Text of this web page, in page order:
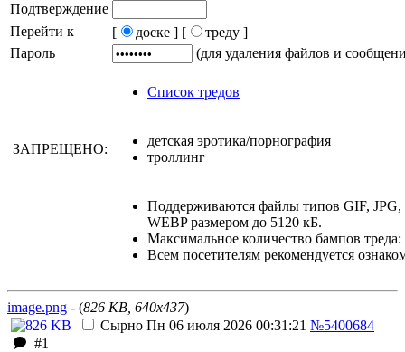
Подтверждение
Перейти к
[ доске ] [
треду ]
Пароль
(для удаления файлов и
Список тредов
ЗАПРЕЩЕНО:
детская эротика/порнография
троллинг
Поддерживаются файлы типов GIF,
WEBP размером до 5120 кБ.
Максимальное количество бампов треда:
Всем посетителям рекомендуется
image.png - (826 KB, 640x437)
Сырно Пн 06 июля 2026 00:31:21 №5400684
#1